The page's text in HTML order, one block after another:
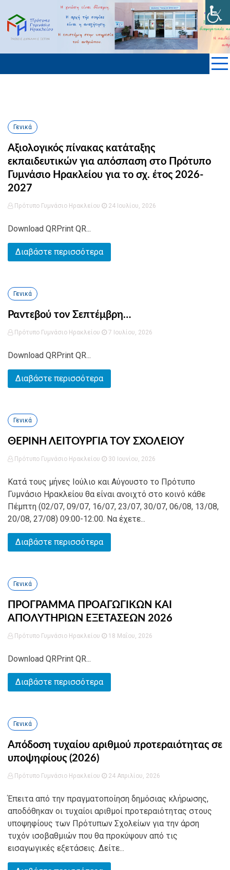
content ΠΡΟΤΥΠΟ ΓΥΜΝΑΣΙΟ ΗΡΑΚΛΕΙΟΥ
KΡΗΤΗΣ
Γενικά
Αξιολογικός πίνακας κατάταξης
εκπαιδευτικών για απόσπαση στο Πρότυπο
Γυμνάσιο Ηρακλείου για το σχ. έτος 2026-
2027
Πρότυπο Γυμνάσιο Ηρακλείου 24 Ιουλίου, 2026
Download QRPrint QR...
Διαβάστε περισσότερα
Γενικά
Ραντεβού τον Σεπτέμβρη…
Πρότυπο Γυμνάσιο Ηρακλείου 7 Ιουλίου, 2026
Download QRPrint QR...
Διαβάστε περισσότερα
Γενικά
ΘΕΡΙΝΗ ΛΕΙΤΟΥΡΓΙΑ ΤΟΥ ΣΧΟΛΕΙΟΥ
Πρότυπο Γυμνάσιο Ηρακλείου 30 Ιουνίου, 2026
Κατά τους μήνες Ιούλιο και Αύγουστο το Πρότυπο
Γυμνάσιο Ηρακλείου θα είναι ανοιχτό στο κοινό κάθε
Πέμπτη (02/07, 09/07, 16/07, 23/07, 30/07, 06/08, 13/08,
20/08, 27/08) 09:00-12:00. Να έχετε...
Διαβάστε περισσότερα
Γενικά
ΠΡΟΓΡΑΜΜΑ ΠΡΟΑΓΩΓΙΚΩΝ ΚΑΙ
ΑΠΟΛΥΤΗΡΙΩΝ ΕΞΕΤΑΣΕΩΝ 2026
Πρότυπο Γυμνάσιο Ηρακλείου 18 Μαΐου, 2026
Download QRPrint QR...
Διαβάστε περισσότερα
Γενικά
Απόδοση τυχαίου αριθμού προτεραιότητας σε
υποψηφίους (2026)
Πρότυπο Γυμνάσιο Ηρακλείου 24 Απριλίου, 2026
Έπειτα από την πραγματοποίηση δημόσιας κλήρωσης,
αποδόθηκαν οι τυχαίοι αριθμοί προτεραιότητας στους
υποψηφίους των Πρότυπων Σχολείων για την άρση
τυχόν ισοβαθμιών που θα προκύψουν από τις
εισαγωγικές εξετάσεις. Δείτε...